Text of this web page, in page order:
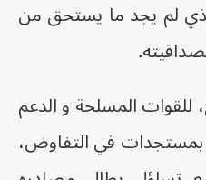
لم يجد ما يستحق من
المسلحة و الدعم
بمستجدات في التفاوض،